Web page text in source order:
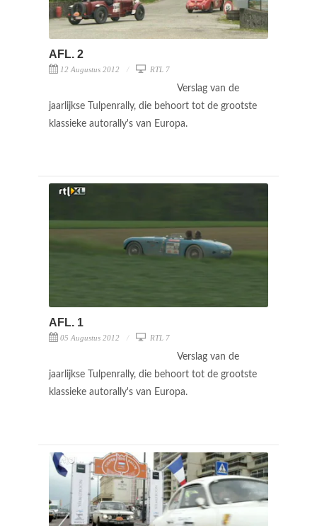
AFL. 2
12 Augustus 2012 RTL 7
Verslag van de
jaarlijkse Tulpenrally, die behoort tot de grootste
klassieke autorally's van Europa.
AFL. 1
05 Augustus 2012 RTL 7
Verslag van de
jaarlijkse Tulpenrally, die behoort tot de grootste
klassieke autorally's van Europa.